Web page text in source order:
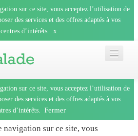
sur ce site, vous acceptez l’utilisation de
des services et des offres adaptés à vos
centres d’intérêts.
x
Accueil
Les balades
sur ce site, vous acceptez l’utilisation de
des services et des offres adaptés à vos
d’intérêts.
Fermer
sur ce site, vous